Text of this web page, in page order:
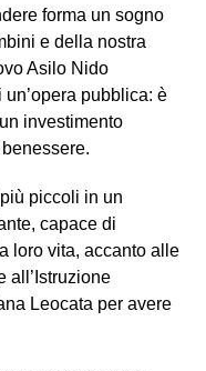
forma un sogno
e della nostra
Asilo Nido
pubblica: è
investimento
piccoli in un
capace di
loro vita, accanto alle
all’Istruzione
Leocata per avere